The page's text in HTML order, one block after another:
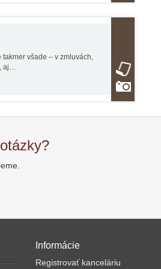
všade – v zmluvách,
aj…
Informácie
Registrovať kanceláriu